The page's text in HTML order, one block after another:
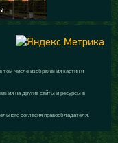
том числе изображения картин и
на другие сайты и ресурсы в
согласия правообладателя.